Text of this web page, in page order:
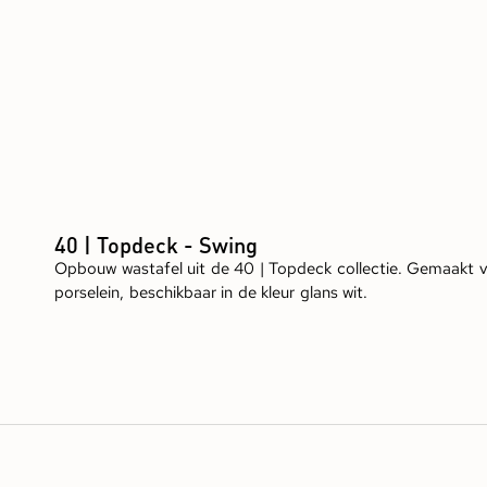
40 | Topdeck - Swing
Opbouw wastafel uit de 40 | Topdeck collectie. Gemaakt
porselein, beschikbaar in de kleur glans wit.